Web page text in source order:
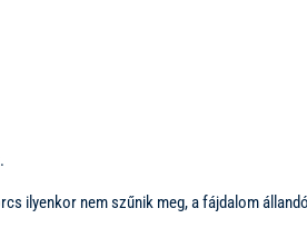
ilyenkor nem szűnik meg, a fájdalom